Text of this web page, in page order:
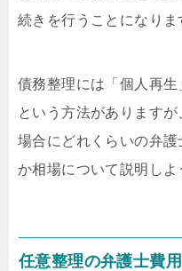
続きを行うことになりま
債務整理には「個人再生
という方法があります
場合にどれくらいの弁
か相場について説明しよ
任意整理の弁護士費